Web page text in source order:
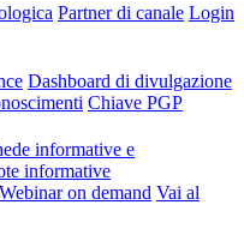
Partner di canale Login
Dashboard di divulgazione
Chiave PGP
informative e
informative
Webinar on demand Vai al